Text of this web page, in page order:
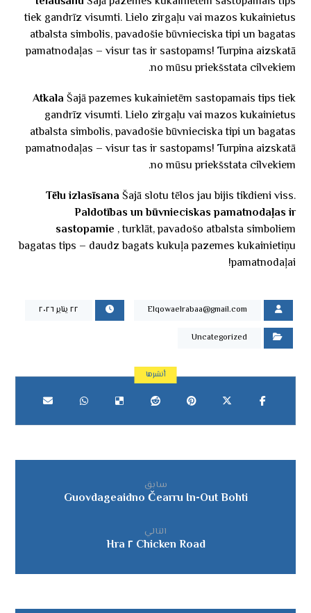
tiek gandrīz visumti. Lielo zirgaļu vai mazos kukainietus
atbalsta simbolis, pavadošie būvnieciska tipi un bagatas
pamatnodaļas – visur tas ir sastopams! Turpina aizskatā
no mūsu priekšstata cilvekiem.
Atkala Šajā pazemes kukainietēm sastopamais tips tiek
gandrīz visumti. Lielo zirgaļu vai mazos kukainietus
atbalsta simbolis, pavadošie būvnieciska tipi un bagatas
pamatnodaļas – visur tas ir sastopams! Turpina aizskatā
no mūsu priekšstata cilvekiem.
Tēlu izlasīsana Šajā slotu tēlos jau bijis tikdieni viss.
Paldotības un būvnieciskas pamatnodaļas ir
sastopamie , turklāt, pavadošo atbalsta simboliem
bagatas tips – daudz bagats kukuļa pazemes kukainietiņu
pamatnodaļai!
Elqowaelrabaa@gmail.com ٢٢ يناير ٢٠٢٦
Uncategorized
سابق
Guovdageaidno Čearru In-Out Bohti
التالي
Chicken Road ٢ Hra